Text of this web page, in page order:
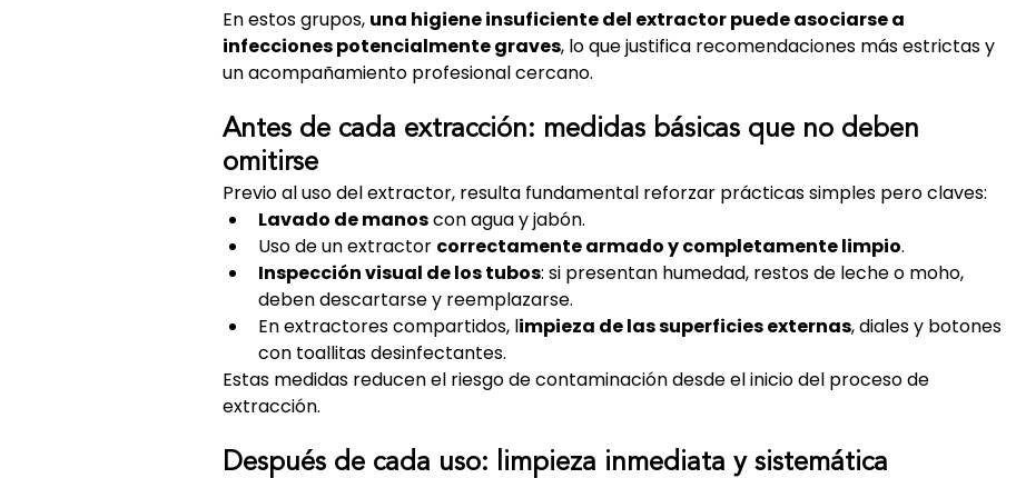
En estos grupos, una higiene insuficiente del extractor puede asociarse a
infecciones potencialmente graves, lo que justifica recomendaciones más estrictas y
un acompañamiento profesional cercano.
Antes de cada extracción: medidas básicas que no deben
omitirse
Previo al uso del extractor, resulta fundamental reforzar prácticas simples pero claves:
Lavado de manos con agua y jabón.
Uso de un extractor correctamente armado y completamente limpio.
Inspección visual de los tubos: si presentan humedad, restos de leche o moho,
deben descartarse y reemplazarse.
En extractores compartidos, limpieza de las superficies externas, diales y botones
con toallitas desinfectantes.
Estas medidas reducen el riesgo de contaminación desde el inicio del proceso de
extracción.
Después de cada uso: limpieza inmediata y sistemática